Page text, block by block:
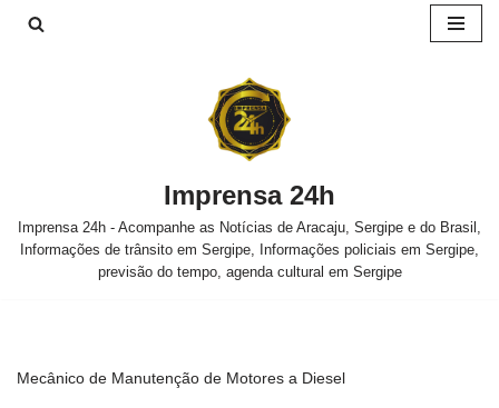
Imprensa 24h
Imprensa 24h - Acompanhe as Notícias de Aracaju, Sergipe e do Brasil,
Informações de trânsito em Sergipe, Informações policiais em Sergipe,
previsão do tempo, agenda cultural em Sergipe
Mecânico de Manutenção de Motores a Diesel